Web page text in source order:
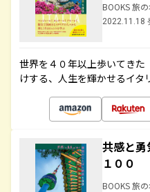
BOOKS 旅
2022.11.18
世界を４０年以上歩いてき
けする、人生を輝かせるイ
共感と
１００
BOOKS 旅